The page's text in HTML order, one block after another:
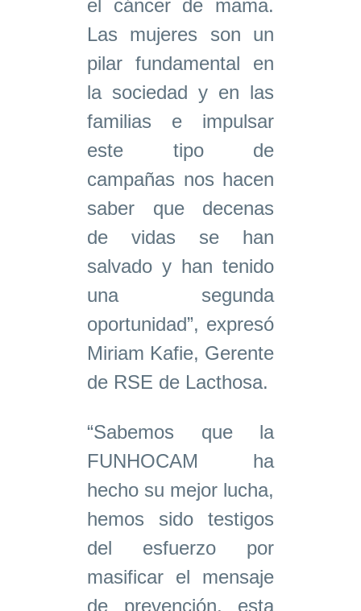
el cáncer de mama.
Las mujeres son un
pilar fundamental en
la sociedad y en las
familias e impulsar
este tipo de
campañas nos hacen
saber que decenas
de vidas se han
salvado y han tenido
una segunda
oportunidad”, expresó
Miriam Kafie, Gerente
de RSE de Lacthosa.
“Sabemos que la
FUNHOCAM ha
hecho su mejor lucha,
hemos sido testigos
del esfuerzo por
masificar el mensaje
de prevención, esta